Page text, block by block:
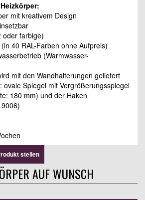
mit kreativem Design
oder farbige)
40 RAL-Farben ohne Aufpreis)
(Warmwasser-
mit den Wandhalterungen geliefert
ovale Spiegel mit Vergrößerungsspiegel
180 mm) und der Haken
stellen
AUF WUNSCH